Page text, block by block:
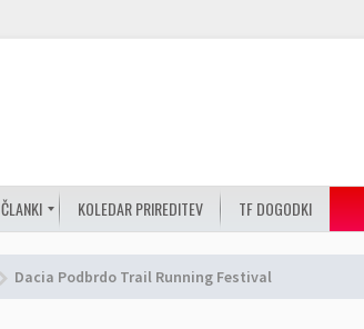
ČLANKI KOLEDAR PRIREDITEV TF DOGODKI
Dacia Podbrdo Trail Running Festival